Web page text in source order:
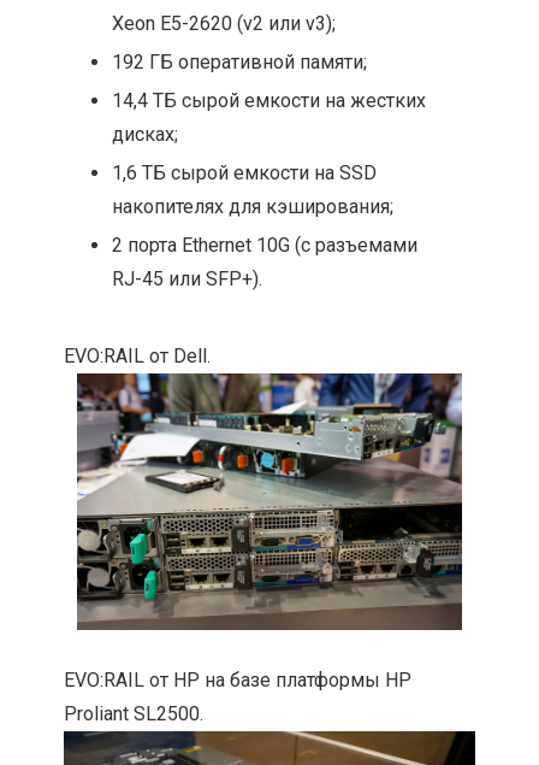
Xeon E5-2620 (v2 или v3);
192 ГБ оперативной памяти;
14,4 ТБ сырой емкости на жестких
дисках;
1,6 ТБ сырой емкости на SSD
накопителях для кэширования;
2 порта Ethernet 10G (с разъемами
RJ-45 или SFP+).
EVO:RAIL от Dell.
EVO:RAIL от HP на базе платформы HP
Proliant SL2500.